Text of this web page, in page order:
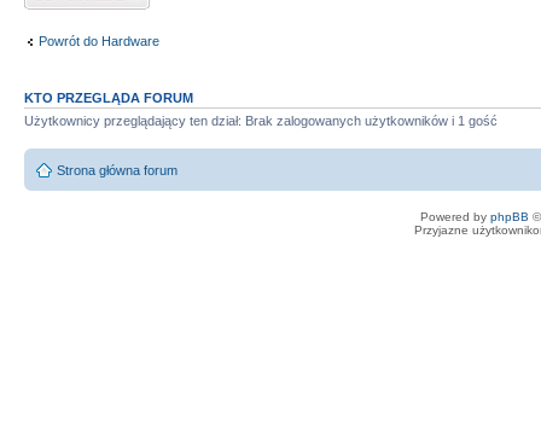
Powrót do Hardware
KTO PRZEGLĄDA FORUM
Użytkownicy przeglądający ten dział: Brak zalogowanych użytkowników i 1 gość
Strona główna forum
Powered by phpBB
Przyjazne